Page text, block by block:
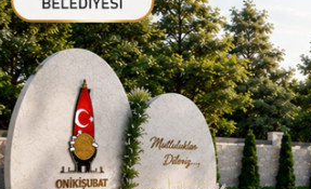
16:55 Başkan
11:19 12 Şubat:
14:35 Asfalt